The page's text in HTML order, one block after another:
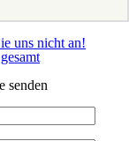
senden